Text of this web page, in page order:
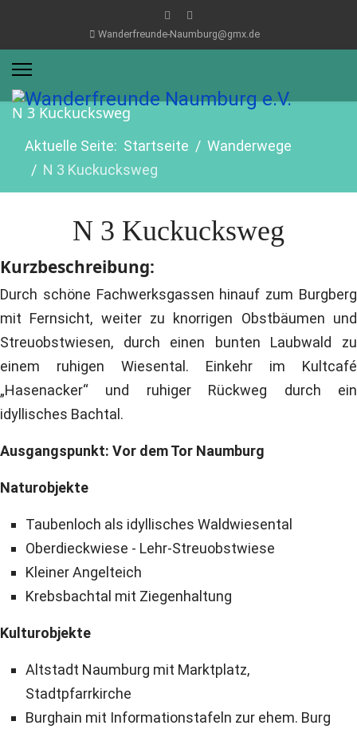
Wanderfreunde-Naumburg@gmx.de
N 3 Kuckucksweg
Aktuelle Seite: Startseite
Wanderwege
N 3 Kuckucksweg
N 3 Kuckucksweg
Kurzbeschreibung:
Durch schöne Fachwerksgassen hinauf zum Burgberg
mit Fernsicht, weiter zu knorrigen Obstbäumen und
Streuobstwiesen, durch einen bunten Laubwald zu
einem ruhigen Wiesental. Einkehr im Kultcafé
„Hasenacker“ und ruhiger Rückweg durch ein
idyllisches Bachtal.
Ausgangspunkt: Vor dem Tor Naumburg
Naturobjekte
Taubenloch als idyllisches Waldwiesental
Oberdieckwiese - Lehr-Streuobstwiese
Kleiner Angelteich
Krebsbachtal mit Ziegenhaltung
Kulturobjekte
Altstadt Naumburg mit Marktplatz,
Stadtpfarrkirche
Burghain mit Informationstafeln zur ehem. Burg